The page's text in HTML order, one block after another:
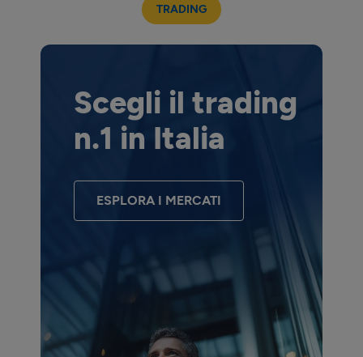
TRADING
Scegli il trading
n.1 in Italia
ESPLORA I MERCATI